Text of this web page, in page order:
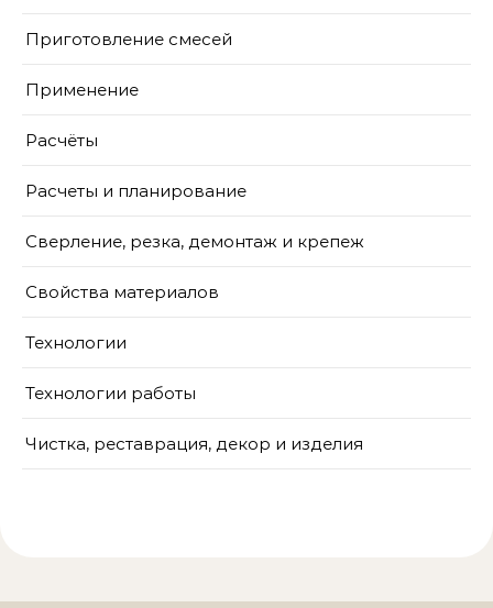
Приготовление смесей
Применение
Расчёты
Расчеты и планирование
Сверление, резка, демонтаж и крепеж
Свойства материалов
Технологии
Технологии работы
Чистка, реставрация, декор и изделия